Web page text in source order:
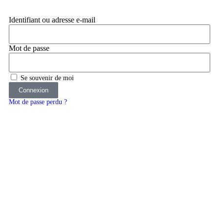
Identifiant ou adresse e-mail
Mot de passe
Se souvenir de moi
Connexion
Mot de passe perdu ?